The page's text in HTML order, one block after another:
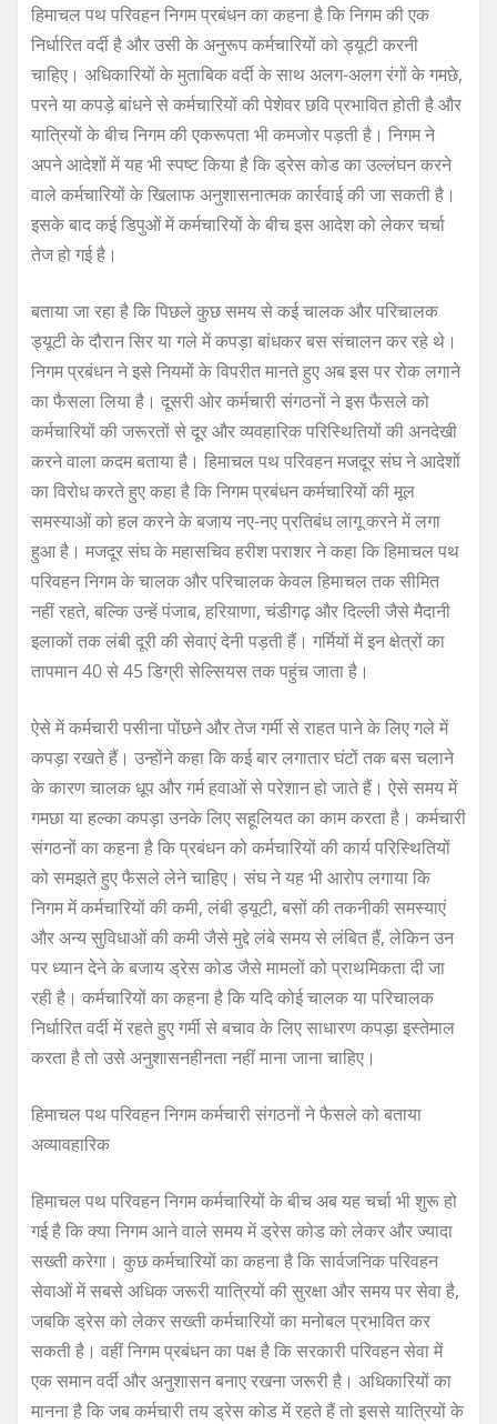
हिमाचल पथ परिवहन निगम प्रबंधन का कहना है कि निगम की एक
निर्धारित वर्दी है और उसी के अनुरूप कर्मचारियों को ड्यूटी करनी
चाहिए। अधिकारियों के मुताबिक वर्दी के साथ अलग-अलग रंगों के गमछे,
परने या कपड़े बांधने से कर्मचारियों की पेशेवर छवि प्रभावित होती है और
यात्रियों के बीच निगम की एकरूपता भी कमजोर पड़ती है। निगम ने
अपने आदेशों में यह भी स्पष्ट किया है कि ड्रेस कोड का उल्लंघन करने
वाले कर्मचारियों के खिलाफ अनुशासनात्मक कार्रवाई की जा सकती है।
इसके बाद कई डिपुओं में कर्मचारियों के बीच इस आदेश को लेकर चर्चा
तेज हो गई है।
बताया जा रहा है कि पिछले कुछ समय से कई चालक और परिचालक
ड्यूटी के दौरान सिर या गले में कपड़ा बांधकर बस संचालन कर रहे थे।
निगम प्रबंधन ने इसे नियमों के विपरीत मानते हुए अब इस पर रोक लगाने
का फैसला लिया है। दूसरी ओर कर्मचारी संगठनों ने इस फैसले को
कर्मचारियों की जरूरतों से दूर और व्यवहारिक परिस्थितियों की अनदेखी
करने वाला कदम बताया है। हिमाचल पथ परिवहन मजदूर संघ ने आदेशों
का विरोध करते हुए कहा है कि निगम प्रबंधन कर्मचारियों की मूल
समस्याओं को हल करने के बजाय नए-नए प्रतिबंध लागू करने में लगा
हुआ है। मजदूर संघ के महासचिव हरीश पराशर ने कहा कि हिमाचल पथ
परिवहन निगम के चालक और परिचालक केवल हिमाचल तक सीमित
नहीं रहते, बल्कि उन्हें पंजाब, हरियाणा, चंडीगढ़ और दिल्ली जैसे मैदानी
इलाकों तक लंबी दूरी की सेवाएं देनी पड़ती हैं। गर्मियों में इन क्षेत्रों का
तापमान 40 से 45 डिग्री सेल्सियस तक पहुंच जाता है।
ऐसे में कर्मचारी पसीना पोंछने और तेज गर्मी से राहत पाने के लिए गले में
कपड़ा रखते हैं। उन्होंने कहा कि कई बार लगातार घंटों तक बस चलाने
के कारण चालक धूप और गर्म हवाओं से परेशान हो जाते हैं। ऐसे समय में
गमछा या हल्का कपड़ा उनके लिए सहूलियत का काम करता है। कर्मचारी
संगठनों का कहना है कि प्रबंधन को कर्मचारियों की कार्य परिस्थितियों
को समझते हुए फैसले लेने चाहिए। संघ ने यह भी आरोप लगाया कि
निगम में कर्मचारियों की कमी, लंबी ड्यूटी, बसों की तकनीकी समस्याएं
और अन्य सुविधाओं की कमी जैसे मुद्दे लंबे समय से लंबित हैं, लेकिन उन
पर ध्यान देने के बजाय ड्रेस कोड जैसे मामलों को प्राथमिकता दी जा
रही है। कर्मचारियों का कहना है कि यदि कोई चालक या परिचालक
निर्धारित वर्दी में रहते हुए गर्मी से बचाव के लिए साधारण कपड़ा इस्तेमाल
करता है तो उसे अनुशासनहीनता नहीं माना जाना चाहिए।
हिमाचल पथ परिवहन निगम कर्मचारी संगठनों ने फैसले को बताया
अव्यावहारिक
हिमाचल पथ परिवहन निगम कर्मचारियों के बीच अब यह चर्चा भी शुरू हो
गई है कि क्या निगम आने वाले समय में ड्रेस कोड को लेकर और ज्यादा
सख्ती करेगा। कुछ कर्मचारियों का कहना है कि सार्वजनिक परिवहन
सेवाओं में सबसे अधिक जरूरी यात्रियों की सुरक्षा और समय पर सेवा है,
जबकि ड्रेस को लेकर सख्ती कर्मचारियों का मनोबल प्रभावित कर
सकती है। वहीं निगम प्रबंधन का पक्ष है कि सरकारी परिवहन सेवा में
एक समान वर्दी और अनुशासन बनाए रखना जरूरी है। अधिकारियों का
मानना है कि जब कर्मचारी तय ड्रेस कोड में रहते हैं तो इससे यात्रियों के